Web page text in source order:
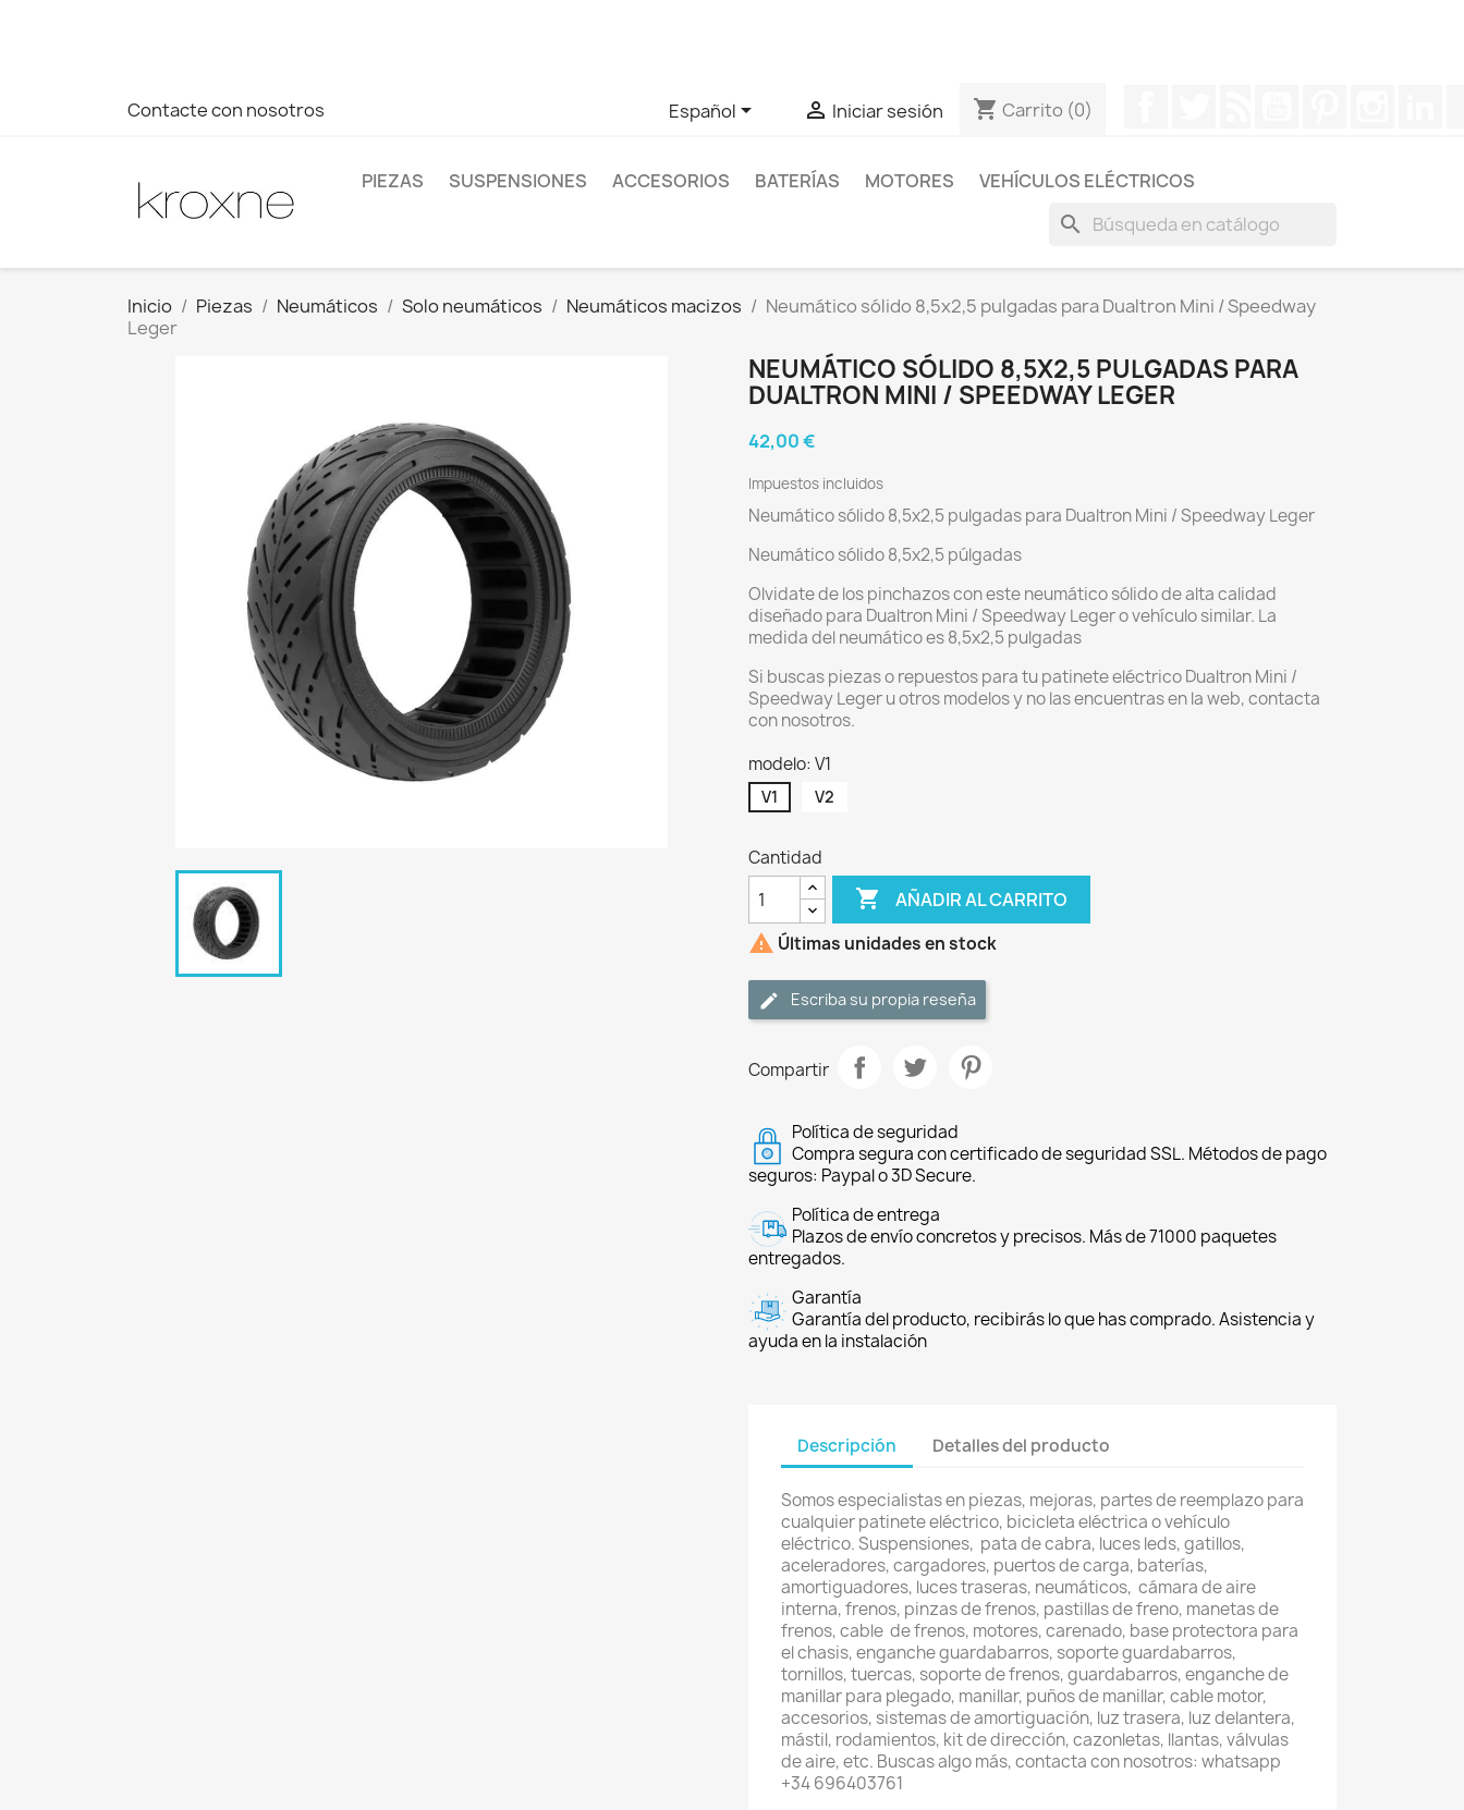
Contacte con nosotros Español  Iniciar sesión shopping_cart Carrito (0)
PIEZAS SUSPENSIONES ACCESORIOS BATERÍAS MOTORES VEHÍCULOS ELÉCTRICOS
search
Inicio Piezas Neumáticos Solo neumáticos Neumáticos macizos
Neumático sólido 8,5x2,5 pulgadas para Dualtron Mini / Speedway
Leger
NEUMÁTICO SÓLIDO 8,5X2,5 PULGADAS PARA
DUALTRON MINI / SPEEDWAY LEGER
42,00 €
Impuestos incluidos
Neumático sólido 8,5x2,5 pulgadas para Dualtron Mini / Speedway Leger
Neumático sólido 8,5x2,5 púlgadas
Olvidate de los pinchazos con este neumático sólido de alta calidad
diseñado para Dualtron Mini / Speedway Leger o vehículo similar. La
medida del neumático es 8,5x2,5 pulgadas
Si buscas piezas o repuestos para tu patinete eléctrico Dualtron Mini /
Speedway Leger u otros modelos y no las encuentras en la web, contacta
con nosotros.
modelo: V1
V1 V2
Cantidad
 AÑADIR AL CARRITO
 Últimas unidades en stock
Escriba su propia reseña
Compartir
Política de seguridad
Compra segura con certificado de seguridad SSL. Métodos de pago
seguros: Paypal o 3D Secure.
Política de entrega
Plazos de envío concretos y precisos. Más de 71000 paquetes
entregados.
Garantía
Garantía del producto, recibirás lo que has comprado. Asistencia y
ayuda en la instalación
Descripción Detalles del producto
Somos especialistas en piezas, mejoras, partes de reemplazo para
cualquier patinete eléctrico, bicicleta eléctrica o vehículo
eléctrico. Suspensiones, pata de cabra, luces leds, gatillos,
aceleradores, cargadores, puertos de carga, baterías,
amortiguadores, luces traseras, neumáticos, cámara de aire
interna, frenos, pinzas de frenos, pastillas de freno, manetas de
frenos, cable de frenos, motores, carenado, base protectora para
el chasis, enganche guardabarros, soporte guardabarros,
tornillos, tuercas, soporte de frenos, guardabarros, enganche de
manillar para plegado, manillar, puños de manillar, cable motor,
accesorios, sistemas de amortiguación, luz trasera, luz delantera,
mástil, rodamientos, kit de dirección, cazonletas, llantas, válvulas
de aire, etc. Buscas algo más, contacta con nosotros: whatsapp
+34 696403761